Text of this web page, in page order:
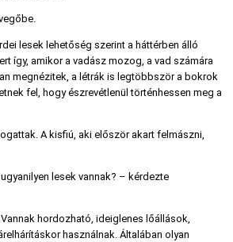
lesek lehetőség szerint a háttérben álló
így, amikor a vadász mozog, a vad számára
megnézitek, a létrák is legtöbbször a bokrok
fel, hogy észrevétlenül történhessen meg a
A kisfiú, aki először akart felmászni,
lesek vannak? – kérdezte
hordozható, ideiglenes lőállások,
használnak. Általában olyan